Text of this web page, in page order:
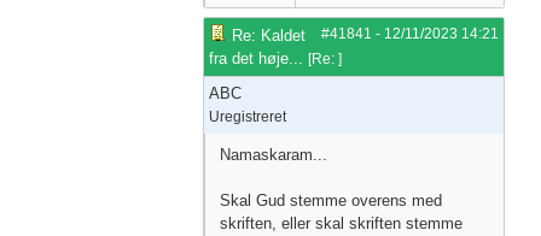
#41841 - 12/11/2023 14:21
Re: Kaldet
fra det høje... [Re: ]
ABC
Uregistreret
Namaskaram...
Skal Gud stemme overens med
skriften, eller skal skriften stemme